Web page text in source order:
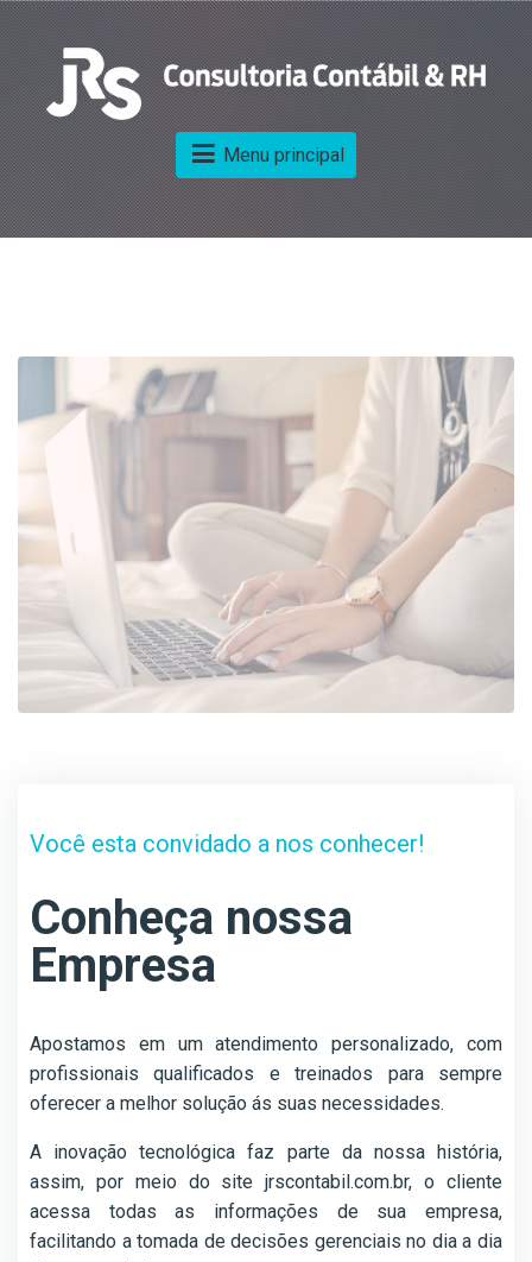
Menu principal
Você esta convidado a nos conhecer!
Conheça nossa
Empresa
Apostamos em um atendimento personalizado, com
profissionais qualificados e treinados para sempre
oferecer a melhor solução ás suas necessidades.
A inovação tecnológica faz parte da nossa história,
assim, por meio do site jrscontabil.com.br, o cliente
acessa todas as informações de sua empresa,
facilitando a tomada de decisões gerenciais no dia a dia